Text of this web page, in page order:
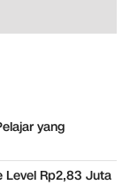
yang
Level Rp2,83 Juta